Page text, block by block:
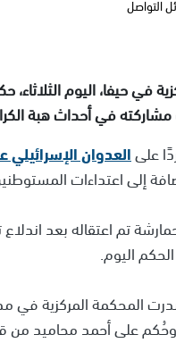
التواصل
في أحداث هبة الكرامة
علىالعدوان
إلى اعتداءات
تم اعتقاله بعد
المحكمة المركزية في
على أحمد محاميد من قرية